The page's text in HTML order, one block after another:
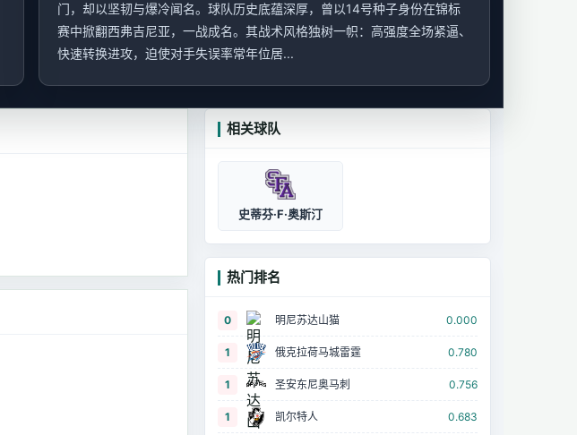
门，却以坚韧与爆冷闻名。球队历史底蕴深厚，曾以14号种子身份在锦标
赛中掀翻西弗吉尼亚，一战成名。其战术风格独树一帜：高强度全场紧逼、
快速转换进攻，迫使对手失误率常年位居...
相关球队
史蒂芬·F·奥斯汀
热门排名
0 明尼苏达山猫 0.000
1 俄克拉荷马城雷霆 0.780
1 圣安东尼奥马刺 0.756
1 凯尔特人 0.683